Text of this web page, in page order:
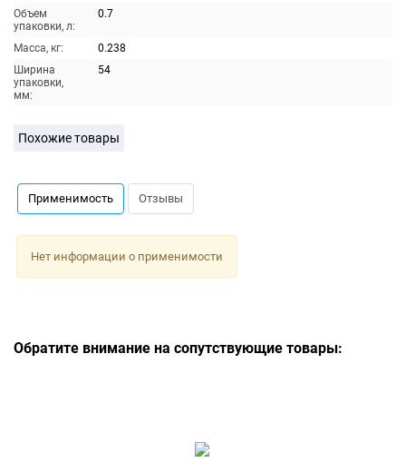
Объем
упаковки, л:
0.7
Масса, кг:
0.238
Ширина
упаковки,
мм:
54
Похожие товары
Применимость Отзывы
Нет информации о применимости
Обратите внимание на сопутствующие товары: